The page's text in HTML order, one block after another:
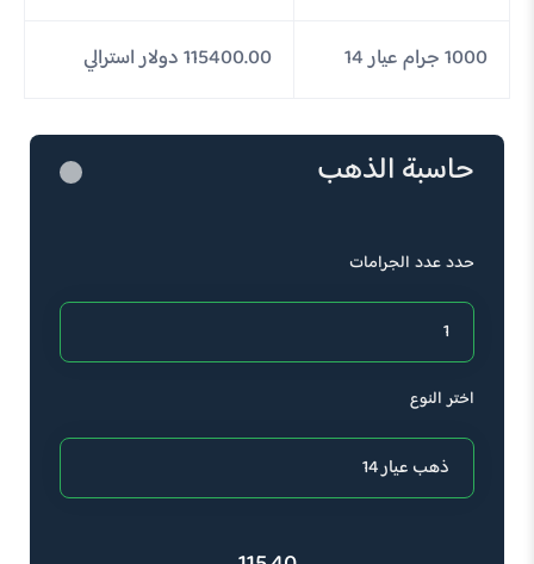
1000 جرام عيار 14 115400.00 دولار استرالي
حاسبة الذهب
حدد عدد الجرامات
اختر النوع